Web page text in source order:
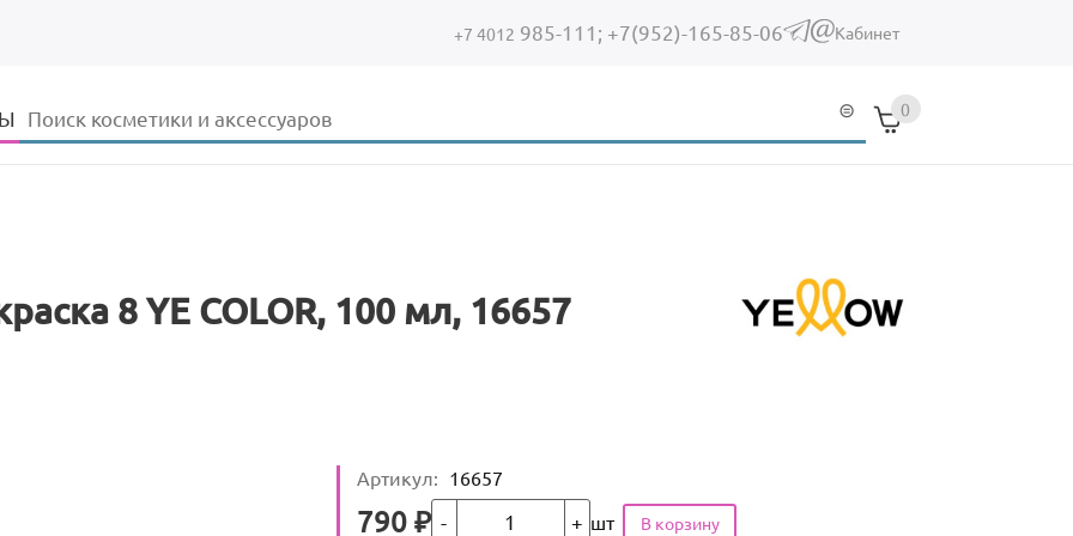
+7 4012 985-111; +7(952)-165-85-06 (link sends e-mail)
Кабинет
Форма поиска
Поиск 0
8 YE COLOR, 100 мл, 16657
Артикул: 16657
Цена
790 ₽Кол-во шт